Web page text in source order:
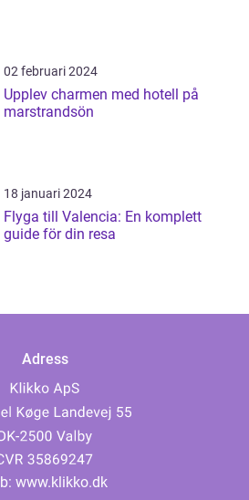
02 februari 2024
Upplev charmen med hotell på
marstrandsön
18 januari 2024
Flyga till Valencia: En komplett
guide för din resa
Adress
www.klikko.dk